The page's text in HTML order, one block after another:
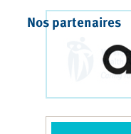
Nos partenaires